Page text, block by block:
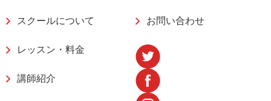
スクールについて
レッスン・料金
講師紹介
お問い合わせ